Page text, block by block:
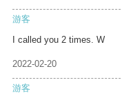
游客
I called you 2 times. W
2022-02-20
游客